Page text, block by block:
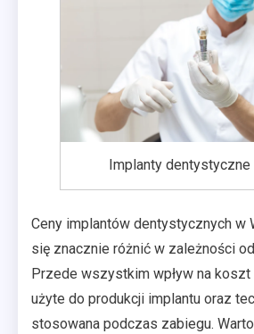
Implanty
Ceny implantów dentystycznych w
się znacznie różnić w zależności
Przede wszystkim wpływ na koszt
użyte do produkcji implantu oraz
stosowana podczas zabiegu.